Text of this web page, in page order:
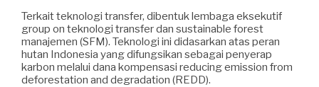
Terkait teknologi transfer, dibentuk lembaga eksekutif
group on teknologi transfer dan sustainable forest
manajemen (SFM). Teknologi ini didasarkan atas peran
hutan Indonesia yang difungsikan sebagai penyerap
karbon melalui dana kompensasi reducing emission from
deforestation and degradation (REDD).